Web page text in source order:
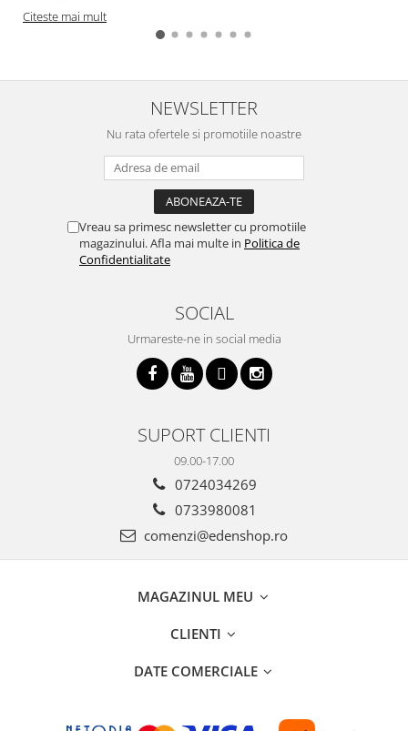
Citeste mai mult
NEWSLETTER
Nu rata ofertele si promotiile noastre
Vreau sa primesc newsletter cu promotiile
magazinului. Afla mai multe in Politica de
Confidentialitate
SOCIAL
Urmareste-ne in social media
SUPORT CLIENTI
09.00-17.00
0724034269
0733980081
comenzi@edenshop.ro
MAGAZINUL MEU
CLIENTI
DATE COMERCIALE